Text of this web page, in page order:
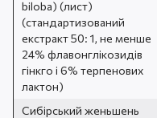
biloba) (лист)
(стандартизований
екстракт 50: 1, не менше
24% флавонглікозидів
гінкго і 6% терпенових
лактон)
Сибірський женьшень